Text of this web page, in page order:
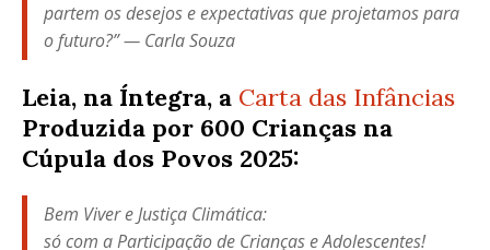
partem os desejos e expectativas que projetamos para
o futuro?”— Carla Souza
Leia, na Íntegra, a Carta das Infâncias
Produzida por 600 Crianças na
Cúpula dos Povos 2025:
Bem Viver e Justiça Climática:
só com a Participação de Crianças e Adolescentes!